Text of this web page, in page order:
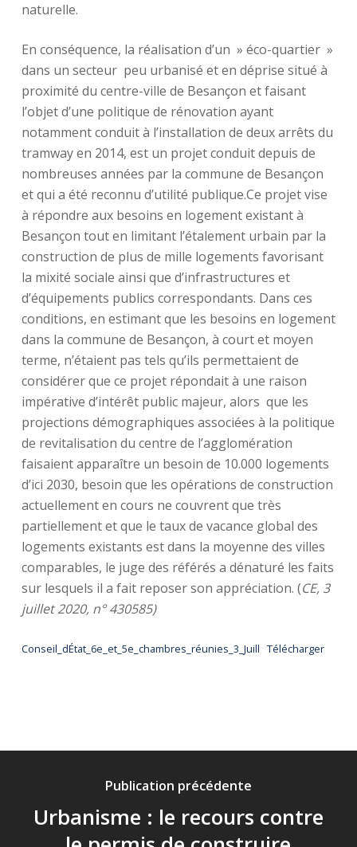
naturelle.
En conséquence, la réalisation d’un » éco-quartier »
dans un secteur peu urbanisé et en déprise situé à
proximité du centre-ville de Besançon et faisant
l’objet d’une politique de rénovation ayant
notamment conduit à l’installation de deux arrêts du
tramway en 2014, est un projet conduit depuis de
nombreuses années par la commune de Besançon
et qui a été reconnu d’utilité publique.Ce projet vise
à répondre aux besoins en logement existant à
Besançon tout en limitant l’étalement urbain par la
construction de plus de mille logements favorisant
la mixité sociale ainsi que d’infrastructures et
d’équipements publics correspondants. Dans ces
conditions, en estimant que les besoins en logement
dans la commune de Besançon, à court et moyen
terme, n’étaient pas tels qu’ils permettaient de
considérer que ce projet répondait à une raison
impérative d’intérêt public majeur, alors que les
projections démographiques associées à la politique
de revitalisation du centre de l’agglomération
faisaient apparaître un besoin de 10.000 logements
d’ici 2030, besoin que les opérations de construction
actuellement en cours ne couvrent que très
partiellement et que le taux de vacance global des
logements existants est dans la moyenne des villes
comparables, le juge des référés a dénaturé les faits
sur lesquels il a fait reposer son appréciation. (CE, 3
juillet 2020, n° 430585)
Conseil_dÉtat_6e_et_5e_chambres_réunies_3_Juill Télécharger
Publication précédente
Urbanisme : le recours contre